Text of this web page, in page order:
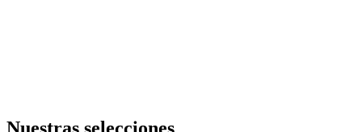
Nuestras selecciones